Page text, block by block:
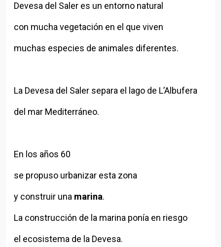
Devesa del Saler es un entorno natural
con mucha vegetación en el que viven
muchas especies de animales diferentes.
La Devesa del Saler separa el lago de L’Albufera
del mar Mediterráneo.
En los años 60
se propuso urbanizar esta zona
y construir una marina.
La construcción de la marina ponía en riesgo
el ecosistema de la Devesa.